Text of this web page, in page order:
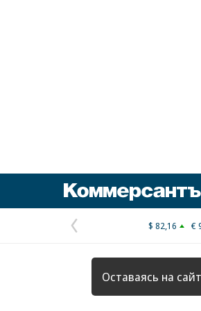
Предыдущая
страница
$ 82,16 €
Оставаясь на